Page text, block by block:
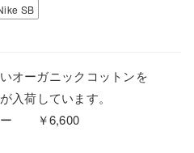
SB
オーガニックコットンを
入荷しています。
ー ￥6,600